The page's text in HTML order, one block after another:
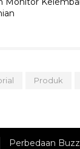
Produk
Perbedaan